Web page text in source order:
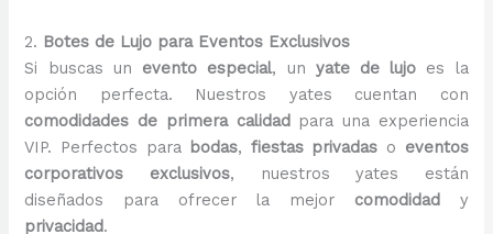
2. Botes de Lujo para Eventos Exclusivos
Si buscas un evento especial, un yate de lujo es la
opción perfecta. Nuestros yates cuentan con
comodidades de primera calidadpara una experiencia
VIP. Perfectos para bodas, fiestas privadas o eventos
corporativos exclusivos, nuestros yates están
diseñados para ofrecer la mejor comodidady
privacidad.